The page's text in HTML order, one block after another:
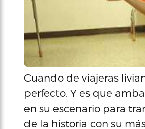
Cuando de viajeras
perfecto. Y es que
en su escenario para
de la historia con su